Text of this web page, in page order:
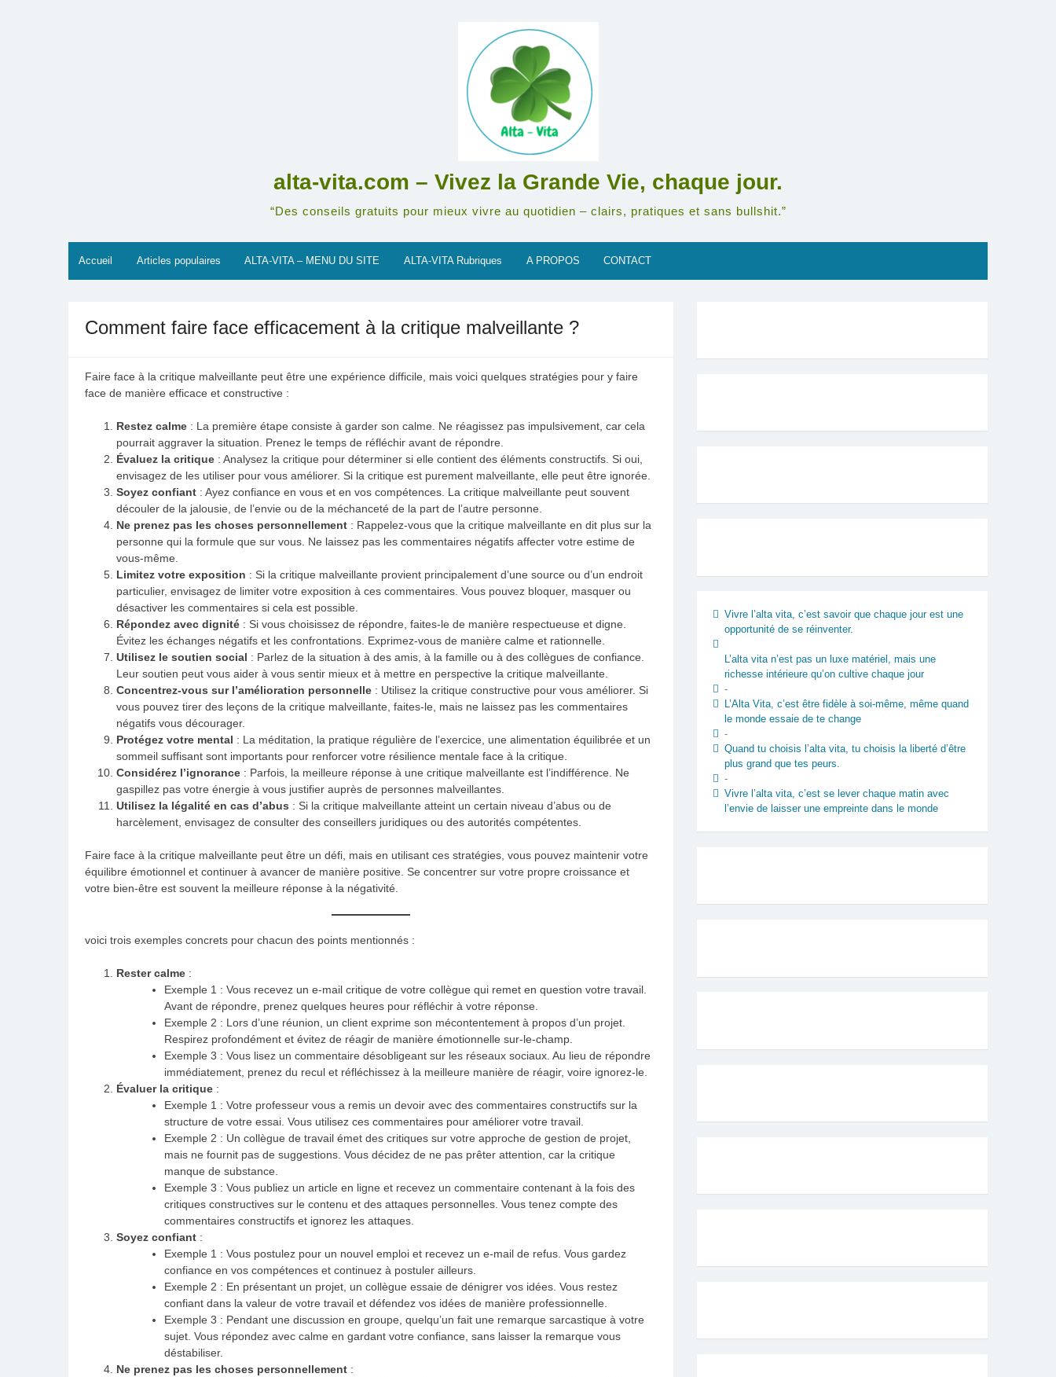
alta-vita.com – Vivez la Grande Vie, chaque jour.
“Des conseils gratuits pour mieux vivre au quotidien – clairs, pratiques et sans bullshit.”
Accueil Articles populaires ALTA-VITA – MENU DU SITE ALTA-VITA Rubriques A PROPOS CONTACT
Comment faire face efficacement à la critique malveillante ?
Faire face à la critique malveillante peut être une expérience difficile, mais voici quelques stratégies pour y faire
face de manière efficace et constructive :
Restez calme : La première étape consiste à garder son calme. Ne réagissez pas impulsivement, car cela
pourrait aggraver la situation. Prenez le temps de réfléchir avant de répondre.
Évaluez la critique : Analysez la critique pour déterminer si elle contient des éléments constructifs. Si oui,
envisagez de les utiliser pour vous améliorer. Si la critique est purement malveillante, elle peut être ignorée.
Soyez confiant : Ayez confiance en vous et en vos compétences. La critique malveillante peut souvent
découler de la jalousie, de l’envie ou de la méchanceté de la part de l’autre personne.
Ne prenez pas les choses personnellement : Rappelez-vous que la critique malveillante en dit plus sur la
personne qui la formule que sur vous. Ne laissez pas les commentaires négatifs affecter votre estime de
vous-même.
Limitez votre exposition : Si la critique malveillante provient principalement d’une source ou d’un endroit
particulier, envisagez de limiter votre exposition à ces commentaires. Vous pouvez bloquer, masquer ou
désactiver les commentaires si cela est possible.
Répondez avec dignité : Si vous choisissez de répondre, faites-le de manière respectueuse et digne.
Évitez les échanges négatifs et les confrontations. Exprimez-vous de manière calme et rationnelle.
Utilisez le soutien social : Parlez de la situation à des amis, à la famille ou à des collègues de confiance.
Leur soutien peut vous aider à vous sentir mieux et à mettre en perspective la critique malveillante.
Concentrez-vous sur l’amélioration personnelle : Utilisez la critique constructive pour vous améliorer. Si
vous pouvez tirer des leçons de la critique malveillante, faites-le, mais ne laissez pas les commentaires
négatifs vous décourager.
Protégez votre mental : La méditation, la pratique régulière de l’exercice, une alimentation équilibrée et un
sommeil suffisant sont importants pour renforcer votre résilience mentale face à la critique.
Considérez l’ignorance : Parfois, la meilleure réponse à une critique malveillante est l’indifférence. Ne
gaspillez pas votre énergie à vous justifier auprès de personnes malveillantes.
Utilisez la légalité en cas d’abus : Si la critique malveillante atteint un certain niveau d’abus ou de
harcèlement, envisagez de consulter des conseillers juridiques ou des autorités compétentes.
Faire face à la critique malveillante peut être un défi, mais en utilisant ces stratégies, vous pouvez maintenir votre
équilibre émotionnel et continuer à avancer de manière positive. Se concentrer sur votre propre croissance et
votre bien-être est souvent la meilleure réponse à la négativité.
voici trois exemples concrets pour chacun des points mentionnés :
Rester calme :
Exemple 1 : Vous recevez un e-mail critique de votre collègue qui remet en question votre travail.
Avant de répondre, prenez quelques heures pour réfléchir à votre réponse.
Exemple 2 : Lors d’une réunion, un client exprime son mécontentement à propos d’un projet.
Respirez profondément et évitez de réagir de manière émotionnelle sur-le-champ.
Exemple 3 : Vous lisez un commentaire désobligeant sur les réseaux sociaux. Au lieu de répondre
immédiatement, prenez du recul et réfléchissez à la meilleure manière de réagir, voire ignorez-le.
Évaluer la critique :
Exemple 1 : Votre professeur vous a remis un devoir avec des commentaires constructifs sur la
structure de votre essai. Vous utilisez ces commentaires pour améliorer votre travail.
Exemple 2 : Un collègue de travail émet des critiques sur votre approche de gestion de projet,
mais ne fournit pas de suggestions. Vous décidez de ne pas prêter attention, car la critique
manque de substance.
Exemple 3 : Vous publiez un article en ligne et recevez un commentaire contenant à la fois des
critiques constructives sur le contenu et des attaques personnelles. Vous tenez compte des
commentaires constructifs et ignorez les attaques.
Soyez confiant :
Exemple 1 : Vous postulez pour un nouvel emploi et recevez un e-mail de refus. Vous gardez
confiance en vos compétences et continuez à postuler ailleurs.
Exemple 2 : En présentant un projet, un collègue essaie de dénigrer vos idées. Vous restez
confiant dans la valeur de votre travail et défendez vos idées de manière professionnelle.
Exemple 3 : Pendant une discussion en groupe, quelqu’un fait une remarque sarcastique à votre
sujet. Vous répondez avec calme en gardant votre confiance, sans laisser la remarque vous
déstabiliser.
Ne prenez pas les choses personnellement :
Vivre l’alta vita, c’est savoir que chaque jour est une
opportunité de se réinventer.
L’alta vita n’est pas un luxe matériel, mais une
richesse intérieure qu’on cultive chaque jour
-
L’Alta Vita, c’est être fidèle à soi-même, même quand
le monde essaie de te change
-
Quand tu choisis l’alta vita, tu choisis la liberté d’être
plus grand que tes peurs.
-
Vivre l’alta vita, c’est se lever chaque matin avec
l’envie de laisser une empreinte dans le monde